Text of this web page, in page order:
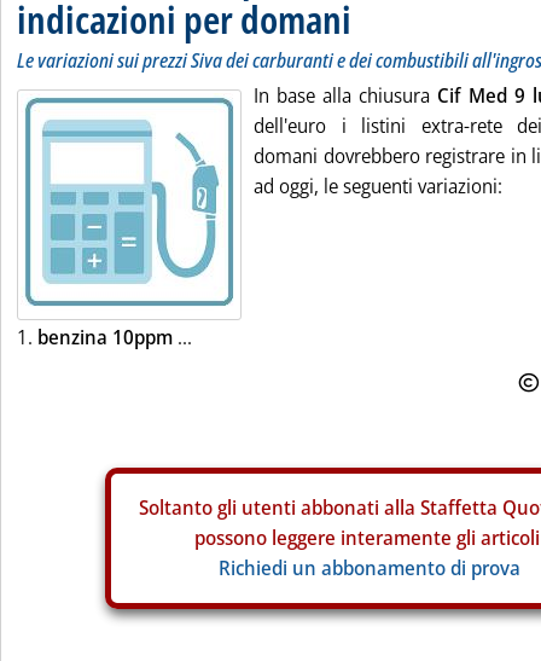
indicazioni per domani
Le variazioni sui prezzi Siva dei carburanti e dei combustibili
In base alla chiusura Cif Med 9
dell'euro i listini extra-rete
domani dovrebbero registrare in
ad oggi, le seguenti variazioni:
1. benzina 10ppm ...
Soltanto gli utenti abbonati alla Staffetta
possono leggere interamente gli
Richiedi un abbonamento di prova